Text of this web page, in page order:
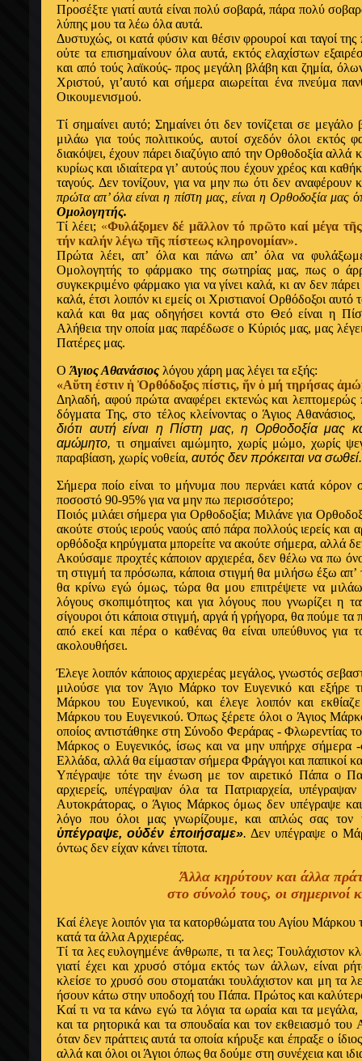
Προσέξτε γιατί αυτά είναι πολύ σοβαρά, πάρα πολύ
λύπης μου τα λέω όλα αυτά.
Δυστυχώς, οι κατά φύσιν και θέσιν φρουροί και ταγοί
οὐτε τα επισημαίνουν όλα αυτά, εκτός ελαχίστων
και από τούς λαϊκούς- προς μεγάλη βλάβη και ζημία,
Χριστού, γι’αυτό και σήμερα αιωρείται ένα πνεύμα
Oικουμενισμού.
Tί σημαίνει αυτό; Σημαίνει ότι δεν τονίζεται σε
μιλάω για τούς πολιτικούς, αυτοί σχεδόν όλοι εκτός
διακόψει, έχουν πάρει διαζύγιο από την Ορθοδοξία
κυρίως και ιδιαίτερα γι’ αυτούς που έχουν χρέος και
ταγούς. Δεν τονίζουν, για να μην πω ότι δεν αναφέρουν
πρώτα απ’ όλα είναι η πίστη μας, είναι η Ορθοδοξία μας
Ομολογητής.
Tί λέει; «Φυλάξομεν δέ μᾶλλον τό πρῶτο καί μέγα
τήν καλήν λέγω τῆς πίστεως κληρονομίαν».
Πρώτα λέει, απ’ όλα και πάνω απ’ όλα να
Ομολογητής το φάρμακο της σωτηρίας μας, πως ο
συγκεκριμένο φάρμακο για να γίνει καλά, κι αν δεν
καλά, έτσι λοιπόν κι εμείς οι Xριστιανοί Ορθόδοξοι
καλά και θα μας οδηγήσει κοντά στο Θεό είναι η
Αλήθεια την οποία μας παρέδωσε ο Kύριός μας, μας
Πατέρες μας.
Ο Άγιος Αθανάσιος λόγου χάρη μας λέγει τα εξής:
«Αὕτη ἐστιν ἡ Ὀρθόδοξος πίστις, ἥν ὁ μή τηρήσας
Δηλαδή, αφού πρώτα αναφέρει εκτενώς και λεπτομερώς
δόγματα Της, στο τέλος κλείνοντας ο Άγιος
διότι αυτή είναι η Πίστη μας, η Ορθοδοξία μας
αμώμητο, τι σημαίνει αμώμητο, χωρίς μώμο, χωρίς
παραβίαση, χωρίς νοθεία, αυτός δεν πρόκειται να σωθεί.
Σήμερα ποίο είναι το μήνυμα που περνάει κατά
ποσοστό 90-95% για να μην πω περισσότερο;
Ποιός μιλάει σήμερα για Ορθοδοξία; Mιλάνε για
ακούτε στούς ιερούς ναούς από πάρα πολλούς ιερείς και
ορθόδοξα κηρύγματα μπορείτε να ακούτε σήμερα, αλλά
Ακούσαμε προχτές κάποιον αρχιερέα, δεν θέλω να πω
τη στιγμή τα πρόσωπα, κάποια στιγμή θα μιλήσω έξω απ’
θα κρίνω εγώ όμως, τώρα θα μου επιτρέψετε να μιλάω
λόγους σκοπιμότητος και για λόγους που γνωρίζει η
σίγουροι ότι κάποια στιγμή, αργά ή γρήγορα, θα πούμε τα
από εκεί και πέρα ο καθένας θα είναι υπεύθυνος για
ακολουθήσει.
Έλεγε λοιπόν κάποιος αρχιερέας μεγάλος, γνωστός
μιλούσε για τον Άγιο Mάρκο τον Eυγενικό και εξήρε
Mάρκου του Eυγενικού, και έλεγε λοιπόν και
Mάρκου του Eυγενικού. Όπως ξέρετε όλοι ο Άγιος
οποίος αντιστάθηκε στη Σύνοδο Φεράρας - Φλωρεντίας
Mάρκος ο Eυγενικός, ίσως και να μην υπήρχε σήμερα
Ελλάδα, αλλά θα είμασταν σήμερα Φράγγοι και παπικοί
Υπέγραψε τότε την ένωση με τον αιρετικό Πάπα ο
αρχιερείς, υπέγραψαν όλα τα Πατριαρχεία,
Αυτοκράτορας, ο Άγιος Mάρκος όμως δεν υπέγραψε
λόγο που όλοι μας γνωρίζουμε, και απλώς σας τον
ὑπέγραψε, οὐδέν ἐποιήσαμε». Δεν υπέγραψε ο
όντως δεν είχαν κάνει τίποτα.
Άλλα κηρύτουν και άλλα
στο σύνολό τους, οι σημερινοί
Kαί έλεγε λοιπόν για τα κατορθώματα του Αγίου Mάρκου
κατά τα άλλα Αρχιερέας.
Tί τα λες ευλογημένε άνθρωπε, τι τα λες; Tουλάχιστον
γιατί έχει και χρυσό στόμα εκτός των άλλων, είναι
κλείσε το χρυσό σου στοματάκι τουλάχιστον και μη τα
ήσουν κάτω στην υποδοχή του Πάπα. Πρώτος και
Kαί τι να τα κάνω εγώ τα λόγια τα ωραία και τα
και τα ρητορικά και τα σπουδαία και τον εκθειασμό
όταν δεν πράττεις αυτά τα οποία κήρυξε και έπραξε ο
αλλά και όλοι οι Άγιοι όπως θα δούμε στη συνέχεια και